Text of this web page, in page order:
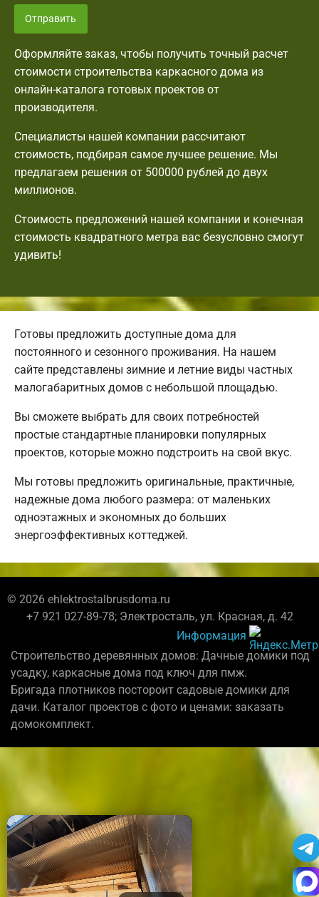
Отправить
Оформляйте заказ, чтобы получить точный расчет
стоимости строительства каркасного дома из
онлайн-каталога готовых проектов от
производителя.
Специалисты нашей компании рассчитают
стоимость, подбирая самое лучшее решение. Мы
предлагаем решения от 500000 рублей до двух
миллионов.
Стоимость предложений нашей компании и конечная
стоимость квадратного метра вас безусловно смогут
удивить!
Готовы предложить доступные дома для
постоянного и сезонного проживания. На нашем
сайте представлены зимние и летние виды частных
малогабаритных домов с небольшой площадью.
Вы сможете выбрать для своих потребностей
простые стандартные планировки популярных
проектов, которые можно подстроить на свой вкус.
Мы готовы предложить оригинальные, практичные,
надежные дома любого размера: от маленьких
одноэтажных и экономных до больших
энергоэффективных коттеджей.
© 2026 ehlektrostalbrusdoma.ru
+7 921 027-89-78; Электросталь, ул. Красная, д. 42
Информация
Строительство деревянных домов: Дачные домики под
усадку, каркасные дома под ключ для пмж.
Бригада плотников постороит садовые домики для
дачи. Каталог проектов с фото и ценами: заказать
домокомплект.